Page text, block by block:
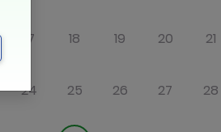
17 18 19 20 21
24 25 26 27 28